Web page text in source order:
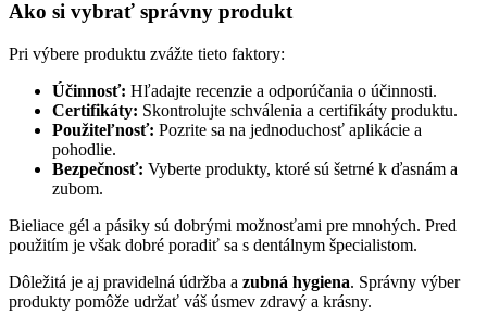
Ako si vybrať správny produkt
Pri výbere produktu zvážte tieto faktory:
Účinnosť: Hľadajte recenzie a odporúčania o účinnosti.
Certifikáty: Skontrolujte schválenia a certifikáty produktu.
Použiteľnosť: Pozrite sa na jednoduchosť aplikácie a
pohodlie.
Bezpečnosť: Vyberte produkty, ktoré sú šetrné k ďasnám a
zubom.
Bieliace gél a pásiky sú dobrými možnosťami pre mnohých. Pred
použitím je však dobré poradiť sa s dentálnym špecialistom.
Dôležitá je aj pravidelná údržba a zubná hygiena. Správny výber
produkty pomôže udržať váš úsmev zdravý a krásny.